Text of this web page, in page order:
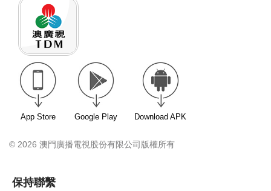
App Store Google Play Download APK
© 2026 澳門廣播電視股份有限公司版權所有
保持聯繫